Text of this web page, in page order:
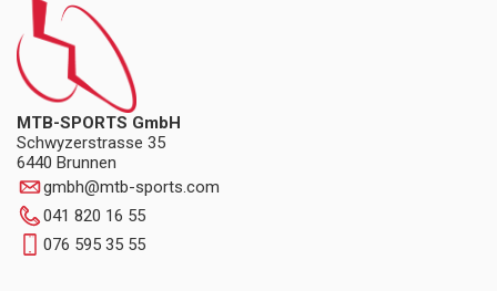
MTB-SPORTS GmbH
Schwyzerstrasse 35
6440 Brunnen
gmbh@mtb-sports.com
041 820 16 55
076 595 35 55